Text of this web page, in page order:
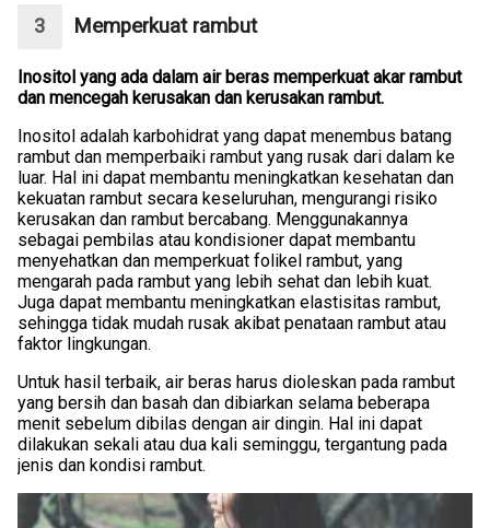
Memperkuat rambut
Inositol yang ada dalam air beras memperkuat akar rambut
dan mencegah kerusakan dan kerusakan rambut.
Inositol adalah karbohidrat yang dapat menembus batang
rambut dan memperbaiki rambut yang rusak dari dalam ke
luar. Hal ini dapat membantu meningkatkan kesehatan dan
kekuatan rambut secara keseluruhan, mengurangi risiko
kerusakan dan rambut bercabang. Menggunakannya
sebagai pembilas atau kondisioner dapat membantu
menyehatkan dan memperkuat folikel rambut, yang
mengarah pada rambut yang lebih sehat dan lebih kuat.
Juga dapat membantu meningkatkan elastisitas rambut,
sehingga tidak mudah rusak akibat penataan rambut atau
faktor lingkungan.
Untuk hasil terbaik, air beras harus dioleskan pada rambut
yang bersih dan basah dan dibiarkan selama beberapa
menit sebelum dibilas dengan air dingin. Hal ini dapat
dilakukan sekali atau dua kali seminggu, tergantung pada
jenis dan kondisi rambut.